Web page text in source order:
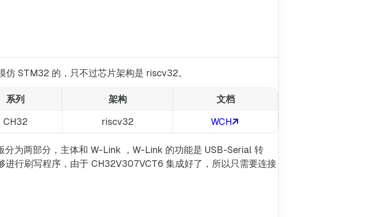
STM32 的，只不过芯片架构是 riscv32。
系列 架构 文档
CH32 riscv32 WCH
为两部分，主体和 W-Link ，W-Link 的功能是 USB-Serial 转
行刷写程序，由于 CH32V307VCT6 集成好了，所以只需要连接